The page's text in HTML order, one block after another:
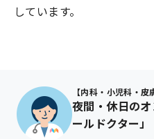
しています。
【内科・小児科・皮
夜間・休日の
ールドクター」